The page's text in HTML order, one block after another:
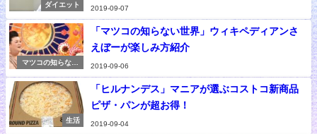
ダイエット
2019-09-07
マツコの知らない
「マツコの知らない世界」ウィキペディアンさ
えぼーが楽しみ方紹介
2019-09-06
生活
「ヒルナンデス」マニアが選ぶコストコ新商品
ピザ・パンが超お得！
2019-09-04